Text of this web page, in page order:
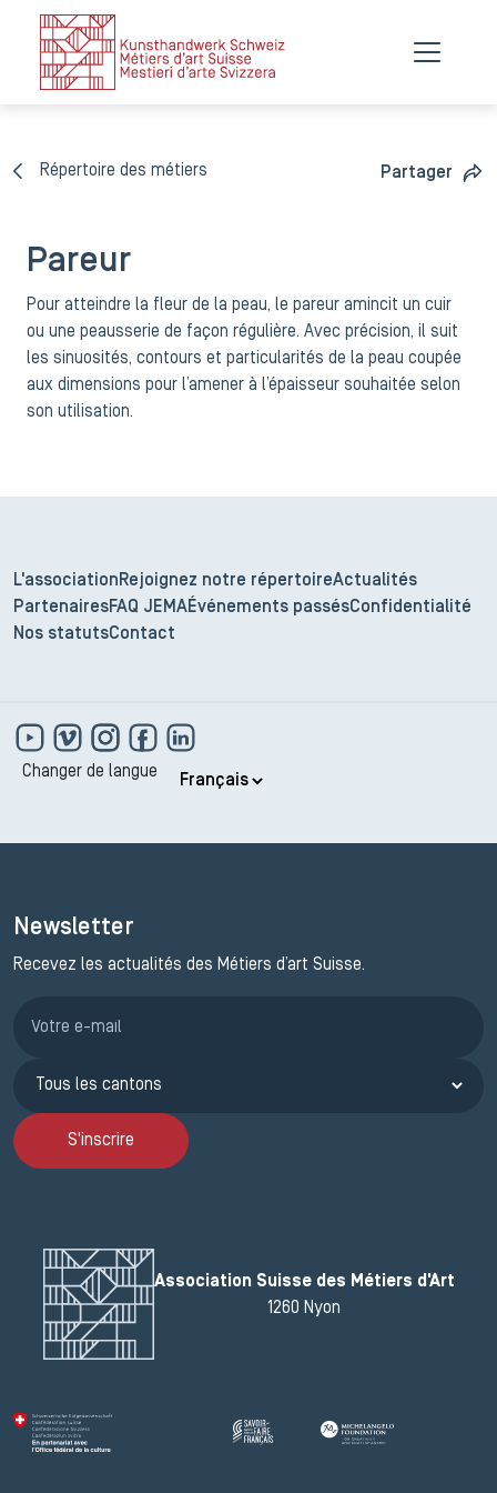
Répertoire des métiers Partager
Pareur
Pour atteindre la fleur de la peau, le pareur amincit un cuir
ou une peausserie de façon régulière. Avec précision, il suit
les sinuosités, contours et particularités de la peau coupée
aux dimensions pour l’amener à l’épaisseur souhaitée selon
son utilisation.
L'association Rejoignez notre répertoireActualités
PartenairesFAQ JEMAÉvénements passésConfidentialité
Nos statutsContact
Changer de langue
Newsletter
Recevez les actualités des Métiers d’art Suisse.
S'inscrire
Association Suisse des Métiers d'Art
1260 Nyon